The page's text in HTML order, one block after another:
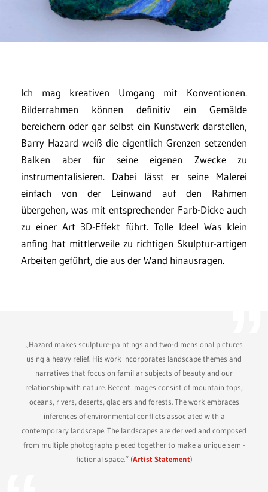
Ich mag kreativen Umgang mit Konventionen.
Bilderrahmen können definitiv ein Gemälde
bereichern oder gar selbst ein Kunstwerk darstellen,
Barry Hazard weiß die eigentlich Grenzen setzenden
Balken aber für seine eigenen Zwecke zu
instrumentalisieren. Dabei lässt er seine Malerei
einfach von der Leinwand auf den Rahmen
übergehen, was mit entsprechender Farb-Dicke auch
zu einer Art 3D-Effekt führt. Tolle Idee! Was klein
anfing hat mittlerweile zu richtigen Skulptur-artigen
Arbeiten geführt, die aus der Wand hinausragen.
„Hazard makes sculpture-paintings and two-dimensional pictures
using a heavy relief. His work incorporates landscape themes and
narratives that focus on familiar subjects of beauty and our
relationship with nature. Recent images consist of mountain tops,
oceans, rivers, deserts, glaciers and forests. The work embraces
inferences of environmental conflicts associated with a
contemporary landscape. The landscapes are derived and composed
from multiple photographs pieced together to make a unique semi-
fictional space.“ (Artist Statement)